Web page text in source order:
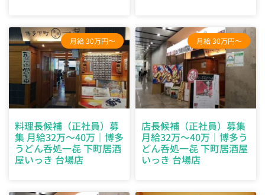
月給 30万円～
料理長候補（正社員）募
集 月給32万～40万｜博多
うどん呑処一㐂 下町居酒
屋いっき 台場店
月給 30万円～
店長候補（正社員）募集
月給32万～40万｜博多う
どん呑処一㐂 下町居酒屋
いっき 台場店